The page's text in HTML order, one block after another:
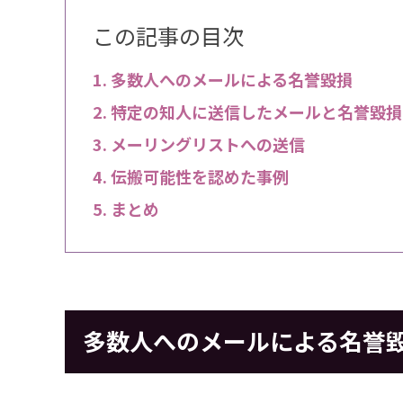
この記事の目次
多数人へのメールによる名誉毀損
特定の知人に送信したメールと名誉毀損
メーリングリストへの送信
伝搬可能性を認めた事例
まとめ
多数人へのメールによる名誉